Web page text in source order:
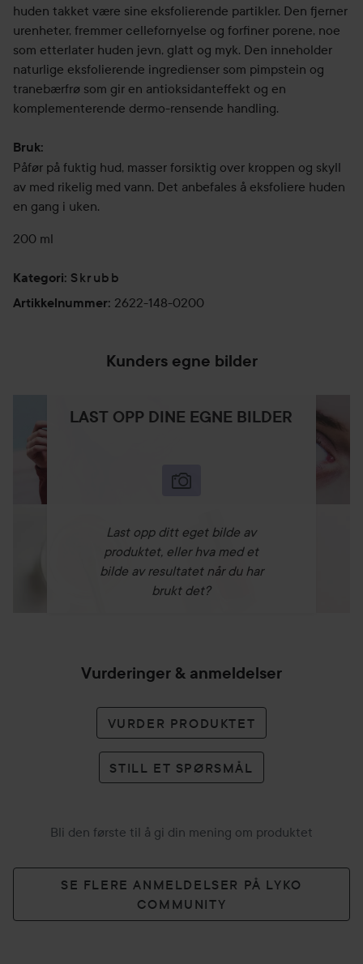
huden takket være sine eksfolierende partikler. Den fjerner
urenheter, fremmer cellefornyelse og forfiner porene, noe
som etterlater huden jevn, glatt og myk. Den inneholder
naturlige eksfolierende ingredienser som pimpstein og
tranebærfrø som gir en antioksidanteffekt og en
komplementerende dermo-rensende handling.
Bruk:
Påfør på fuktig hud, masser forsiktig over kroppen og skyll
av med rikelig med vann. Det anbefales å eksfoliere huden
en gang i uken.
200 ml
Kategori: Skrubb
Artikkelnummer: 2622-148-0200
Kunders egne bilder
LAST OPP DINE EGNE BILDER
Last opp ditt eget bilde av
produktet, eller hva med et
bilde av resultatet når du har
brukt det?
Vurderinger & anmeldelser
VURDER PRODUKTET
STILL ET SPØRSMÅL
Bli den første til å gi din mening om produktet
SE FLERE ANMELDELSER PÅ LYKO
COMMUNITY